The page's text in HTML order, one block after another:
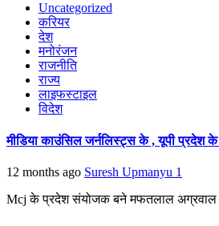
Uncategorized
करियर
देश
मनोरंजन
राजनीति
राज्य
लाइफस्टाइल
विदेश
मीडिया काउंसिल जर्नलिस्ट्स के , यूपी प्रदेश
12 months ago Suresh Upmanyu 1
Mcj के प्रदेश संयोजक बने मफतलाल अग्रवाल